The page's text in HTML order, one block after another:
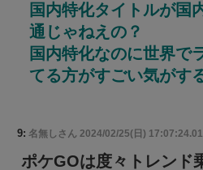
国内特化タイトルが国
通じゃねえの？
国内特化なのに世界で
てる方がすごい気がす
9: 名無しさん 2024/02/25(日) 17:07:24.01
ポケGOは度々トレンド